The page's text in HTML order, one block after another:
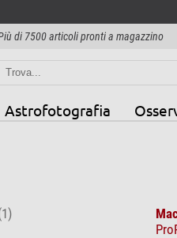
di 7500 articoli pronti a magazzino
Astrofotografia